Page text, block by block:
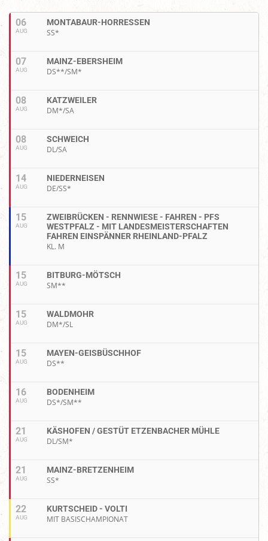
06
AUG
MONTABAUR-HORRESSEN
SS*
07
AUG
MAINZ-EBERSHEIM
DS**/SM*
08
AUG
KATZWEILER
DM*/SA
08
AUG
SCHWEICH
DL/SA
14
AUG
NIEDERNEISEN
DE/SS*
15
AUG
ZWEIBRÜCKEN - RENNWIESE - FAHREN - PFS
WESTPFALZ - MIT LANDESMEISTERSCHAFTEN
FAHREN EINSPÄNNER RHEINLAND-PFALZ
KL. M
15
AUG
BITBURG-MÖTSCH
SM**
15
AUG
WALDMOHR
DM*/SL
15
AUG
MAYEN-GEISBÜSCHHOF
DS**
16
AUG
BODENHEIM
DS*/SM**
21
AUG
KÄSHOFEN / GESTÜT ETZENBACHER MÜHLE
DL/SM*
21
AUG
MAINZ-BRETZENHEIM
SS*
22
AUG
KURTSCHEID - VOLTI
MIT BASISCHAMPIONAT